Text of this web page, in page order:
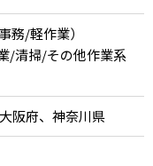
務/軽作業）
/清掃/その他作業系
阪府、神奈川県